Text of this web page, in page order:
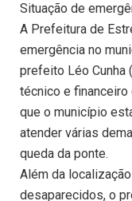
Situação de
A Prefeitura de
emergência no
prefeito Léo Cunha
técnico e
que o município
atender várias
queda da ponte.
Além da
desaparecidos, o